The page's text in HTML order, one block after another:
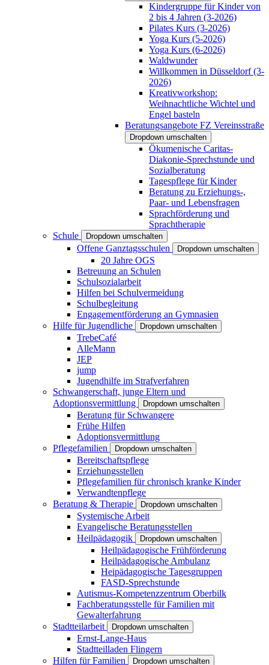
Kindergruppe für Kinder von
2 bis 4 Jahren (3-2026)
Pilates Kurs (3-2026)
Yoga Kurs (5-2026)
Yoga Kurs (6-2026)
Waldwunder
Willkommen in Düsseldorf (3-
2026)
Kreativworkshop:
Weihnachtliche Wichtel und
Engel basteln
Beratungsangebote FZ Vereinsstraße
Dropdown umschalten
Ökumenische Caritas-
Diakonie-Sprechstunde und
Sozialberatung
Tagespflege für Kinder
Beratung zu Erziehungs-,
Paar- und Lebensfragen
Sprachförderung und
Sprachtherapie
Schule
Dropdown umschalten
Offene Ganztagsschulen Dropdown umschalten
20 Jahre OGS
Betreuung an Schulen
Schulsozialarbeit
Hilfen bei Schulvermeidung
Schulbegleitung
Engagementförderung an Gymnasien
Hilfe für Jugendliche
Dropdown umschalten
TrebeCafé
AlleMann
JEP
jump
Jugendhilfe im Strafverfahren
Schwangerschaft, junge Eltern und
Adoptionsvermittlung
Dropdown umschalten
Beratung für Schwangere
Frühe Hilfen
Adoptionsvermittlung
Pflegefamilien
Dropdown umschalten
Bereitschaftspflege
Erziehungsstellen
Pflegefamilien für chronisch kranke Kinder
Verwandtenpflege
Beratung & Therapie
Dropdown umschalten
Systemische Arbeit
Evangelische Beratungsstellen
Heilpädagogik
Dropdown umschalten
Heilpädagogische Frühförderung
Heilpädagogische Ambulanz
Heipädagogische Tagesgruppen
FASD-Sprechstunde
Autismus-Kompetenzzentrum Oberbilk
Fachberatungsstelle für Familien mit
Gewalterfahrung
Stadtteilarbeit
Dropdown umschalten
Ernst-Lange-Haus
Stadtteilladen Flingern
Hilfen für Familien
Dropdown umschalten